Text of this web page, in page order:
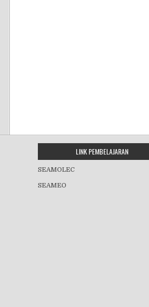
LINK PEMBELAJARAN
SEAMOLEC
SEAMEO